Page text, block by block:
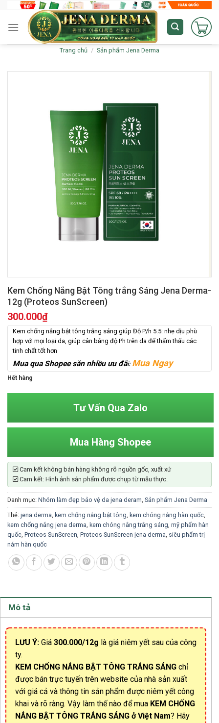
content
Trang chủ / Sản phẩm Jena Derma
Kem Chống Nắng Bật Tông trắng Sáng Jena Derma-
12g (Proteos SunScreen)
300.000₫
Kem chống nắng bật tông trắng sáng giúp Độ P/h 5.5: nhẹ dịu phù
hợp với mọi loại da, giúp cân bằng độ Ph trên da để thẩm thấu các
tinh chất tốt hơn
Mua qua Shopee săn nhiều ưu đãi: Mua Ngay
Hết hàng
Tư Vấn Qua Zalo
Mua Hàng Shopee
Cam kết không bán hàng không rõ nguồn gốc, xuất xứ
Cam kết: Hình ảnh sản phẩm được chụp từ mẫu thực.
Danh mục: Nhóm làm đẹp bảo vệ da jena deram, Sản phẩm Jena Derma
Thẻ: jena derma, kem chống nắng bật tông, kem chóng nắng hàn quốc,
kem chống nắng jena derma, kem chóng nắng trắng sáng, mỹ phẩm hàn
quốc, Proteos SunScreen, Proteos SunScreen jena derma, siêu phẩm trị
nám hàn quốc
Mô tả
LƯU Ý: Giá 300.000/12g là giá niêm yết sau của công
ty.
KEM CHỐNG NẮNG BẬT TÔNG TRẮNG SÁNG chỉ
được bán trực tuyến trên website của nhà sản xuất
với giá cả và thông tin sản phẩm được niêm yết công
khai và rõ ràng. Vậy làm thế nào để mua KEM CHỐNG
NẮNG BẬT TÔNG TRẮNG SÁNG ở Việt Nam? Hãy